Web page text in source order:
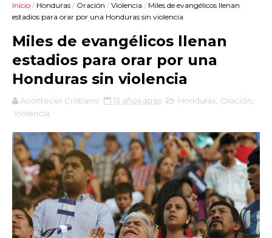
Inicio / Honduras / Oración / Violencia / Miles de evangélicos llenan
estadios para orar por una Honduras sin violencia
Miles de evangélicos llenan
estadios para orar por una
Honduras sin violencia
Acontecer Cristiano 13 años atrás Honduras Oración
Violencia